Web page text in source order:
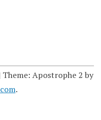
Theme: Apostrophe 2 by
.